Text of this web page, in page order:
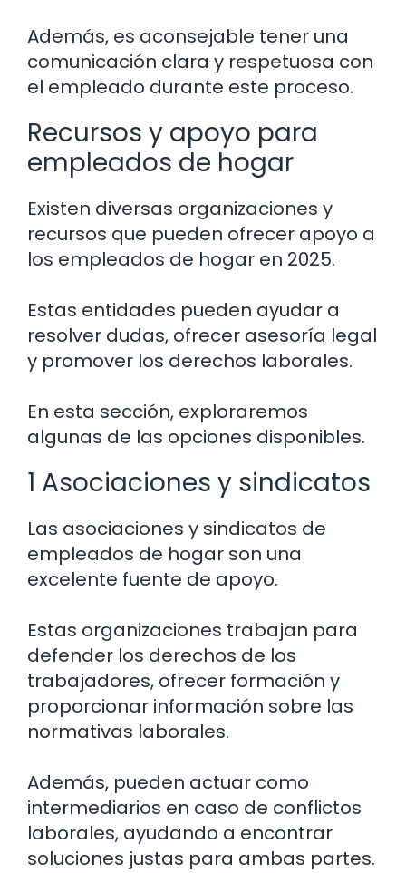
Además, es aconsejable tener una
comunicación clara y respetuosa con
el empleado durante este proceso.
Recursos y apoyo para
empleados de hogar
Existen diversas organizaciones y
recursos que pueden ofrecer apoyo a
los empleados de hogar en 2025.
Estas entidades pueden ayudar a
resolver dudas, ofrecer asesoría legal
y promover los derechos laborales.
En esta sección, exploraremos
algunas de las opciones disponibles.
1 Asociaciones y sindicatos
Las asociaciones y sindicatos de
empleados de hogar son una
excelente fuente de apoyo.
Estas organizaciones trabajan para
defender los derechos de los
trabajadores, ofrecer formación y
proporcionar información sobre las
normativas laborales.
Además, pueden actuar como
intermediarios en caso de conflictos
laborales, ayudando a encontrar
soluciones justas para ambas partes.